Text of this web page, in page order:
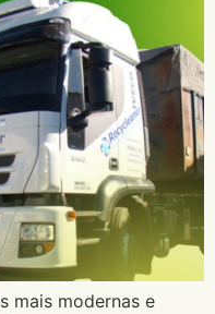
mais modernas e